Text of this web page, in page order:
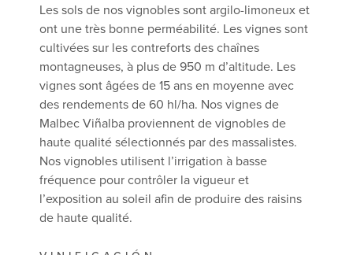
Les sols de nos vignobles sont argilo-limoneux et
ont une très bonne perméabilité. Les vignes sont
cultivées sur les contreforts des chaînes
montagneuses, à plus de 950 m d’altitude. Les
vignes sont âgées de 15 ans en moyenne avec
des rendements de 60 hl/ha. Nos vignes de
Malbec Viñalba proviennent de vignobles de
haute qualité sélectionnés par des massalistes.
Nos vignobles utilisent l’irrigation à basse
fréquence pour contrôler la vigueur et
l’exposition au soleil afin de produire des raisins
de haute qualité.